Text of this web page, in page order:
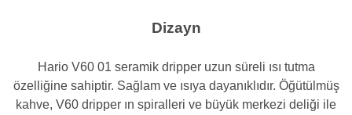
Dizayn
Hario V60 01 seramik dripper uzun süreli ısı tutma
özelliğine sahiptir. Sağlam ve ısıya dayanıklıdır. Öğütülmüş
kahve, V60 dripper ın spiralleri ve büyük merkezi deliği ile